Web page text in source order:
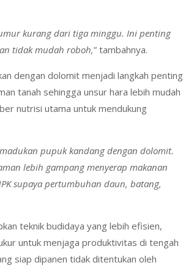
kurang dari tiga minggu. Ini penting
tidak mudah roboh,” tambahnya.
dengan dolomit menjadi langkah penting
tanah sehingga unsur hara lebih mudah
nutrisi utama untuk mendukung
pupuk kandang dengan dolomit.
lebih gampang menyerap makanan
supaya pertumbuhan daun, batang,
teknik budidaya yang lebih efisien,
untuk menjaga produktivitas di tengah
siap dipanen tidak ditentukan oleh